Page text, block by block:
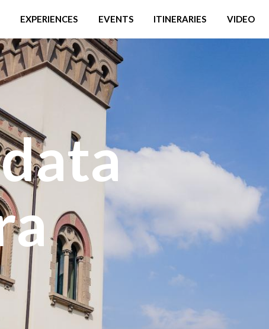
EXPERIENCES EVENTS ITINERARIES VIDEO